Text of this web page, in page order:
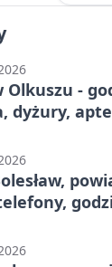
Olkuszu -
dyżury,